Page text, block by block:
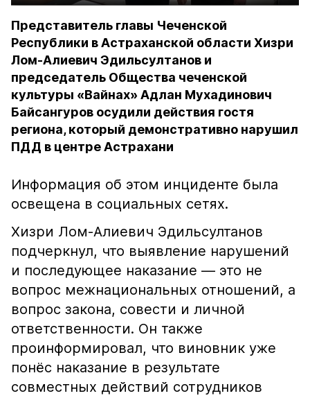
Представитель главы Чеченской
Республики в Астраханской области Хизри
Лом-Алиевич Эдильсултанов и
председатель Общества чеченской
культуры «Вайнах» Адлан Мухадинович
Байсангуров осудили действия гостя
региона, который демонстративно нарушил
ПДД в центре Астрахани
Информация об этом инциденте была
освещена в социальных сетях.
Хизри Лом-Алиевич Эдильсултанов
подчеркнул, что выявление нарушений
и последующее наказание — это не
вопрос межнациональных отношений, а
вопрос закона, совести и личной
ответственности. Он также
проинформировал, что виновник уже
понёс наказание в результате
совместных действий сотрудников